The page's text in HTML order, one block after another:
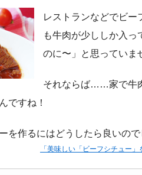
レストランなどでビー
も牛肉が少ししか入っ
のに〜」と思っていま
それならば……家で牛
ですね！
を作るにはどうしたら良いので
「美味しい「ビーフシチュー